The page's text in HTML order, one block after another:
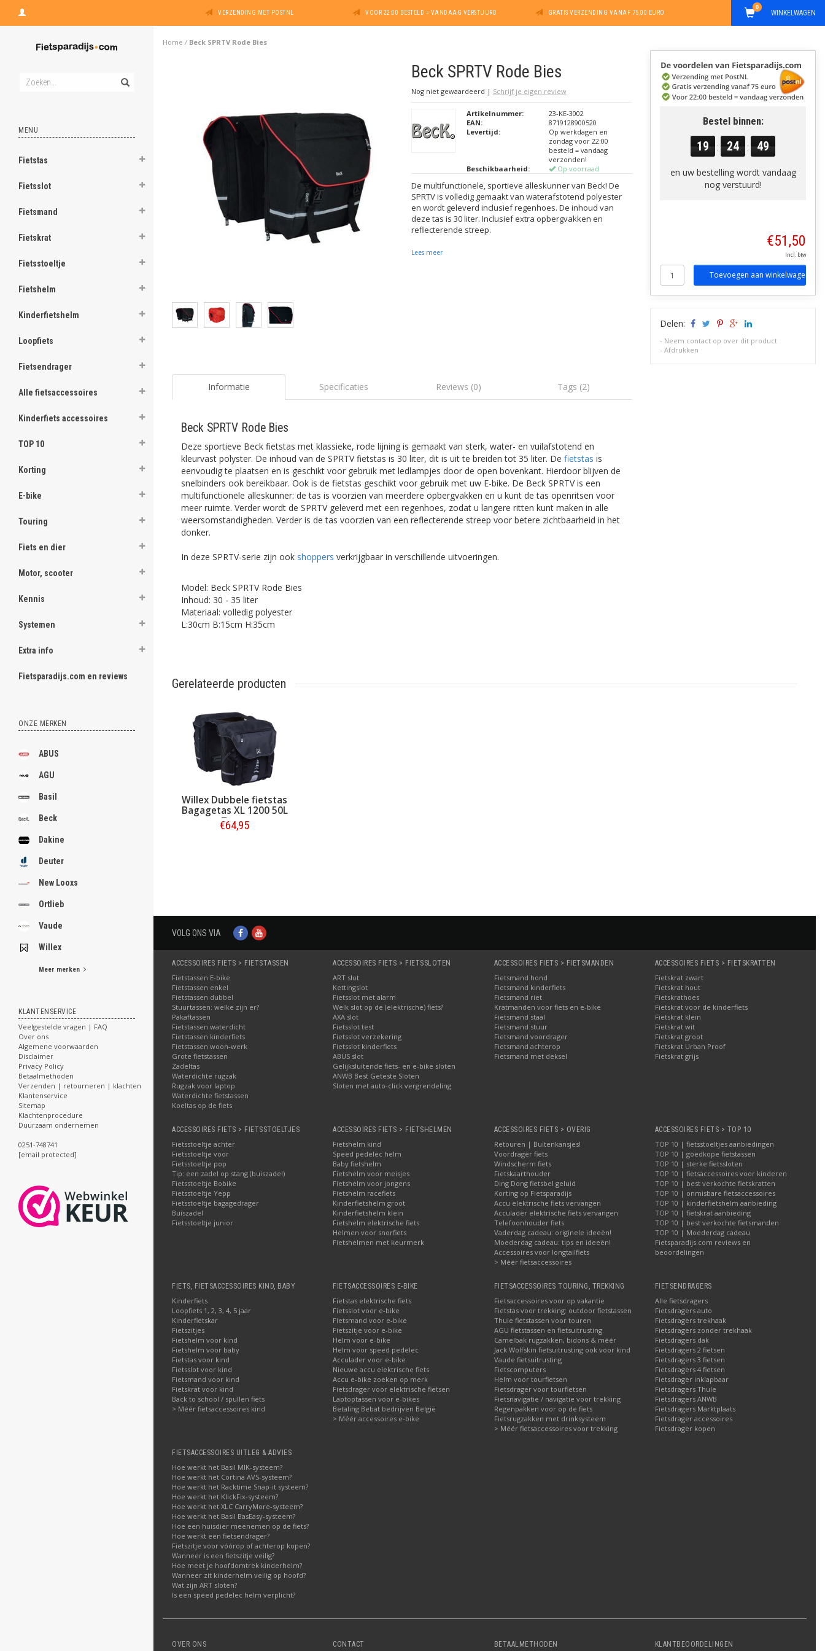
VERZENDING MET POSTNL VOOR 22:00 BESTELD = VANDAAG VERSTUURD GRATIS VERZENDING VANAF 75,00 EURO WINKELWAGEN
0
MENU
Fietstas
Fietsslot
Fietsmand
Fietskrat
Fietsstoeltje
Fietshelm
Kinderfietshelm
Loopfiets
Fietsendrager
Alle fietsaccessoires
Kinderfiets accessoires
TOP 10
Korting
E-bike
Touring
Fiets en dier
Motor, scooter
Kennis
Systemen
Extra info
Fietsparadijs.com en reviews
ONZE MERKEN
ABUS
AGU
Basil
Beck
Dakine
Deuter
New Looxs
Ortlieb
Vaude
Willex
Meer merken
KLANTENSERVICE
Veelgestelde vragen | FAQ
Over ons
Algemene voorwaarden
Disclaimer
Privacy Policy
Betaalmethoden
Verzenden | retourneren | klachten
Klantenservice
Sitemap
Klachtenprocedure
Duurzaam ondernemen
0251-748741
[email protected]
Home / Beck SPRTV Rode Bies
Beck SPRTV Rode Bies
Nog niet gewaardeerd | Schrijf je eigen review
Artikelnummer:
23-KE-3002
EAN:
8719128900520
Levertijd:
Op werkdagen en
zondag voor 22:00
besteld = vandaag
verzonden!
Beschikbaarheid:
Op voorraad
De multifunctionele, sportieve alleskunner van Beck! De
SPRTV is volledig gemaakt van waterafstotend polyester
en wordt geleverd inclusief regenhoes. De inhoud van
deze tas is 30 liter. Inclusief extra opbergvakken en
reflecterende streep.
Lees meer
Informatie Specificaties Reviews (0) Tags (2)
Beck SPRTV Rode Bies
Deze sportieve Beck fietstas met klassieke, rode lijning is gemaakt van sterk, water- en vuilafstotend en
kleurvast polyster. De inhoud van de SPRTV fietstas is 30 liter, dit is uit te breiden tot 35 liter. De fietstas is
eenvoudig te plaatsen en is geschikt voor gebruik met ledlampjes door de open bovenkant. Hierdoor blijven de
snelbinders ook bereikbaar. Ook is de fietstas geschikt voor gebruik met uw E-bike. De Beck SPRTV is een
multifunctionele alleskunner: de tas is voorzien van meerdere opbergvakken en u kunt de tas openritsen voor
meer ruimte. Verder wordt de SPRTV geleverd met een regenhoes, zodat u langere ritten kunt maken in alle
weersomstandigheden. Verder is de tas voorzien van een reflecterende streep voor betere zichtbaarheid in het
donker.
In deze SPRTV-serie zijn ook shoppers verkrijgbaar in verschillende uitvoeringen.
Model: Beck SPRTV Rode Bies
Inhoud: 30 - 35 liter
Materiaal: volledig polyester
L:30cm B:15cm H:35cm
Bestel binnen:
19 : 24 : 49
en uw bestelling wordt vandaag
nog verstuurd!
€51,50
Incl. btw
Toevoegen aan winkelwagen
Delen:
- Neem contact op over dit product
-Afdrukken
Gerelateerde producten
Willex Dubbele fietstas
Bagagetas XL 1200 50L
Zwart
€64,95
VOLG ONS VIA
ACCESSOIRES FIETS > FIETSTASSEN
Fietstassen E-bike
Fietstassen enkel
Fietstassen dubbel
Stuurtassen: welke zijn er?
Pakaftassen
Fietstassen waterdicht
Fietstassen kinderfiets
Fietstassen woon-werk
Grote fietstassen
Zadeltas
Waterdichte rugzak
Rugzak voor laptop
Waterdichte fietstassen
Koeltas op de fiets
ACCESSOIRES FIETS > FIETSSLOTEN
ART slot
Kettingslot
Fietsslot met alarm
Welk slot op de (elektrische) fiets?
AXA slot
Fietsslot test
Fietsslot verzekering
Fietsslot kinderfiets
ABUS slot
Gelijksluitende fiets- en e-bike sloten
ANWB Best Geteste Sloten
Sloten met auto-click vergrendeling
ACCESSOIRES FIETS > FIETSMANDEN
Fietsmand hond
Fietsmand kinderfiets
Fietsmand riet
Kratmanden voor fiets en e-bike
Fietsmand staal
Fietsmand stuur
Fietsmand voordrager
Fietsmand achterop
Fietsmand met deksel
ACCESSOIRES FIETS > FIETSKRATTEN
Fietskrat zwart
Fietskrat hout
Fietskrathoes
Fietskrat voor de kinderfiets
Fietskrat klein
Fietskrat wit
Fietskrat groot
Fietskrat Urban Proof
Fietskrat grijs
ACCESSOIRES FIETS > FIETSSTOELTJES
Fietsstoeltje achter
Fietsstoeltje voor
Fietsstoeltje pop
Tip: een zadel op stang (buiszadel)
Fietsstoeltje Bobike
Fietsstoeltje Yepp
Fietsstoeltje bagagedrager
Buiszadel
Fietsstoeltje junior
ACCESSOIRES FIETS > FIETSHELMEN
Fietshelm kind
Speed pedelec helm
Baby fietshelm
Fietshelm voor meisjes
Fietshelm voor jongens
Fietshelm racefiets
Kinderfietshelm groot
Kinderfietshelm klein
Fietshelm elektrische fiets
Helmen voor snorfiets
Fietshelmen met keurmerk
ACCESSOIRES FIETS > OVERIG
Retouren | Buitenkansjes!
Voordrager fiets
Windscherm fiets
Fietskaarthouder
Ding Dong fietsbel geluid
Korting op Fietsparadijs
Accu elektrische fiets vervangen
Acculader elektrische fiets vervangen
Telefoonhouder fiets
Vaderdag cadeau: originele ideeën!
Moederdag cadeau: tips en ideeën!
Accessoires voor longtailfiets
> Méér fietsaccessoires
ACCESSOIRES FIETS > TOP 10
TOP 10 | fietsstoeltjes aanbiedingen
TOP 10 | goedkope fietstassen
TOP 10 | sterke fietssloten
TOP 10 | fietsaccessoires voor kinderen
TOP 10 | best verkochte fietskratten
TOP 10 | onmisbare fietsaccessoires
TOP 10 | kinderfietshelm aanbieding
TOP 10 | fietskrat aanbieding
TOP 10 | best verkochte fietsmanden
TOP 10 | Moederdag cadeau
Fietsparadijs.com reviews en
beoordelingen
FIETS, FIETSACCESSOIRES KIND, BABY
Kinderfiets
Loopfiets 1, 2, 3, 4, 5 jaar
Kinderfietskar
Fietszitjes
Fietshelm voor kind
Fietshelm voor baby
Fietstas voor kind
Fietsslot voor kind
Fietsmand voor kind
Fietskrat voor kind
Back to school / spullen fiets
> Méér fietsaccessoires kind
FIETSACCESSOIRES E-BIKE
Fietstas elektrische fiets
Fietsslot voor e-bike
Fietsmand voor e-bike
Fietszitje voor e-bike
Helm voor e-bike
Helm voor speed pedelec
Acculader voor e-bike
Nieuwe accu elektrische fiets
Accu e-bike zoeken op merk
Fietsdrager voor elektrische fietsen
Laptoptassen voor e-bikes
Betaling Bebat bedrijven België
> Méér accessoires e-bike
FIETSACCESSOIRES TOURING, TREKKING
Fietsaccessoires voor op vakantie
Fietstas voor trekking: outdoor fietstassen
Thule fietstassen voor touren
AGU fietstassen en fietsuitrusting
Camelbak rugzakken, bidons & méér
Jack Wolfskin fietsuitrusting ook voor kind
Vaude fietsuitrusting
Fietscomputers
Helm voor tourfietsen
Fietsdrager voor tourfietsen
Fietsnavigatie / navigatie voor trekking
Regenpakken voor op de fiets
Fietsrugzakken met drinksysteem
> Méér fietsaccessoires voor trekking
FIETSENDRAGERS
Alle fietsdragers
Fietsdragers auto
Fietsdragers trekhaak
Fietsdragers zonder trekhaak
Fietsdragers dak
Fietsdragers 2 fietsen
Fietsdragers 3 fietsen
Fietsdragers 4 fietsen
Fietsdrager inklapbaar
Fietsdragers Thule
Fietsdragers ANWB
Fietsdragers Marktplaats
Fietsdrager accessoires
Fietsdrager kopen
FIETSACCESSOIRES UITLEG & ADVIES
Hoe werkt het Basil MIK-systeem?
Hoe werkt het Cortina AVS-systeem?
Hoe werkt het Racktime Snap-it systeem?
Hoe werkt het KlickFix-systeem?
Hoe werkt het XLC CarryMore-systeem?
Hoe werkt het Basil BasEasy-systeem?
Hoe een huisdier meenemen op de fiets?
Hoe werkt een fietsendrager?
Fietszitje voor vóórop of achterop kopen?
Wanneer is een fietszitje veilig?
Hoe meet je hoofdomtrek kinderhelm?
Wanneer zit kinderhelm veilig op hoofd?
Wat zijn ART sloten?
Is een speed pedelec helm verplicht?
OVER ONS CONTACT BETAALMETHODEN KLANTBEOORDELINGEN